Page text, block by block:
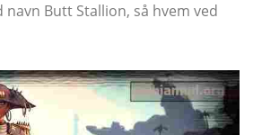
navn Butt Stallion, så hvem ved